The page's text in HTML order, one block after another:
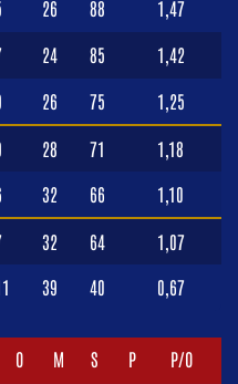
26 88 1,47
24 85 1,42
26 75 1,25
28 71 1,18
32 66 1,10
32 64 1,07
39 40 0,67
O M S P P/O